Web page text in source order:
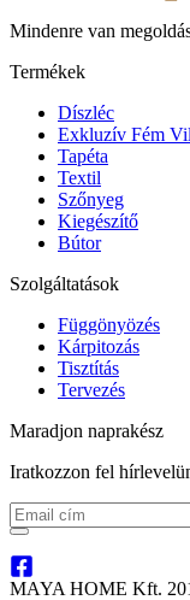
Mindenre van
Termékek
Díszléc
Exkluzív Fém
Tapéta
Textil
Szőnyeg
Kiegészítő
Bútor
Szolgáltatások
Függönyözés
Kárpitozás
Tisztítás
Tervezés
Maradjon naprakész
Iratkozzon fel
MAYA HOME Kft.